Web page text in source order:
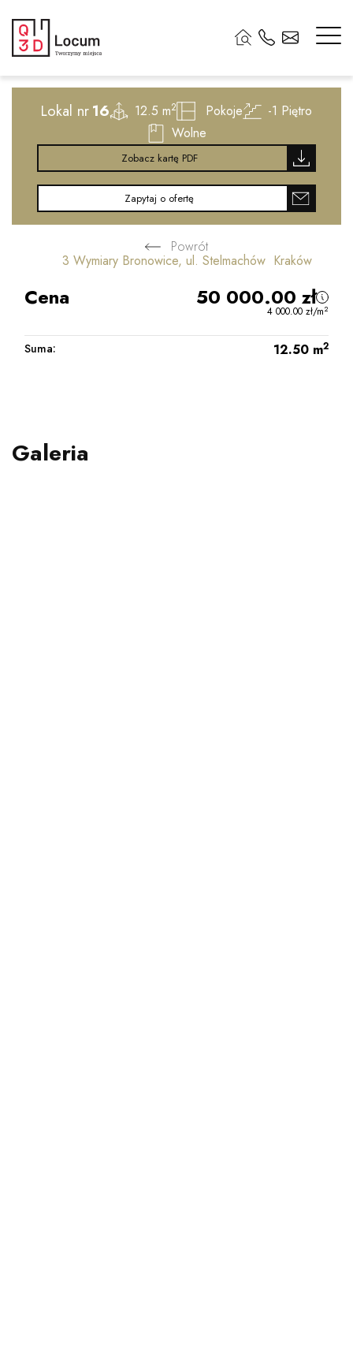
Lokal nr16 12.5 m2 Pokoje -1 Piętro
Wolne
Zobacz kartę PDF
Zapytaj o ofertę
Powrót
3 Wymiary Bronowice, ul. Stelmachów Kraków
Cena 50 000.00 zł
4 000.00 zł/m2
Suma: 12.50 m2
Galeria
2